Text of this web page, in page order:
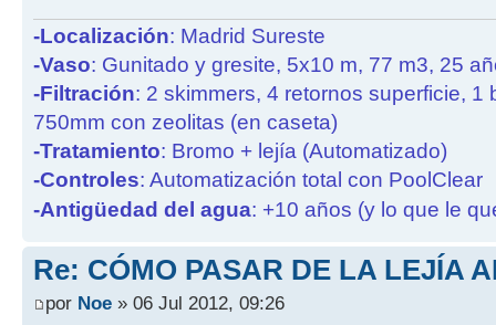
-Localización: Madrid Sureste
-Vaso: Gunitado y gresite, 5x10 m, 77 m3, 25
-Filtración: 2 skimmers, 4 retornos superficie, 1
750mm con zeolitas (en caseta)
-Tratamiento: Bromo + lejía (Automatizado)
-Controles: Automatización total con PoolClear
-Antigüedad del agua: +10 años (y lo que le
Re: CÓMO PASAR DE LA LEJÍA
por Noe » 06 Jul 2012, 09:26